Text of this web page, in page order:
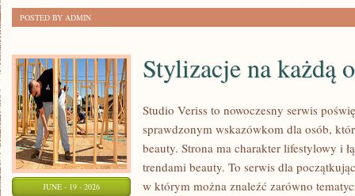
POSTED BY ADMIN
JUNE - 19 - 2026
Stylizacje na każdą
Studio Veriss to nowoczesny serwis
sprawdzonym wskazówkom dla osób,
beauty. Strona ma charakter lifestylowy i
trendami beauty. To serwis dla
w którym można znaleźć zarówno